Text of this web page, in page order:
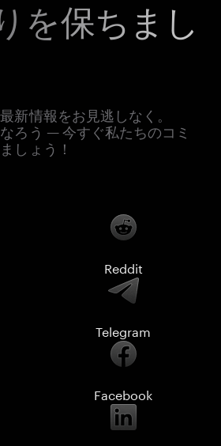
を保ちまし
新情報をお見逃しなく。
ろう — 今すぐ私たちのコミ
しょう！
Reddit
Telegram
Facebook